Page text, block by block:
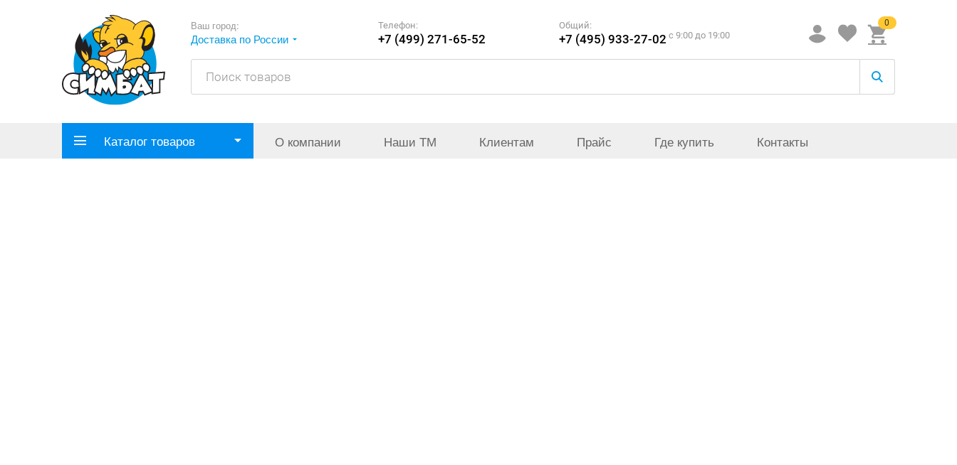
Ваш город:
Доставка по России
Телефон:
+7 (499) 271-65-52
Общий:
+7 (495) 933-27-02 c 9:00 до 19:00
0
Каталог товаров О компании Наши ТМ Клиентам Прайс Где купить Контакты